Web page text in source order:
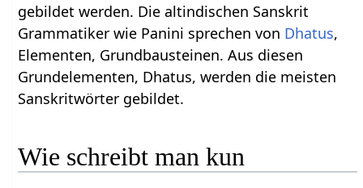
gebildet werden. Die altindischen Sanskrit
Grammatiker wie Panini sprechen von Dhatus,
Elementen, Grundbausteinen. Aus diesen
Grundelementen, Dhatus, werden die meisten
Sanskritwörter gebildet.
Wie schreibt man kun